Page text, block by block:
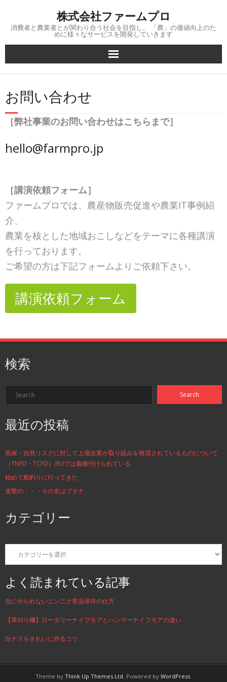
content
株式会社ファームプロ
消費者と農業者とが関わり合う社会を目指し、 「農」の価値向上のた
めに様々なサービスを開発していきます
お問い合わせ
［弊社事業のお問い合わせはこちらまで］
hello@farmpro.jp
［講演依頼フォーム］
ファームプロでは、農産物販売促進や農業IT事例紹
介、
農業を核とした地域おこしなどをテーマに各種講演
を行っております。
ご希望の方は下記フォームよりご依頼下さい。
講演依頼フォーム
検索
最近の投稿
気候・自然リスクに対して上場企業が取り組みを推奨されているものについて
（TNFD・TCFD）/EUでは義務付けられている
始めて船釣りに行ってきた
進撃の・・・その名はブタナ
カテゴリー
カ
ゴ
リ
ー
よく読まれている記事
虫にやられないニンニク常温保存の仕方
【草刈り機】ロータリーナイフモアとハンマーナイフモアの違い
白ナスをきれいに作るコツ
Theme by Think Up Themes Ltd. Powered by WordPress.